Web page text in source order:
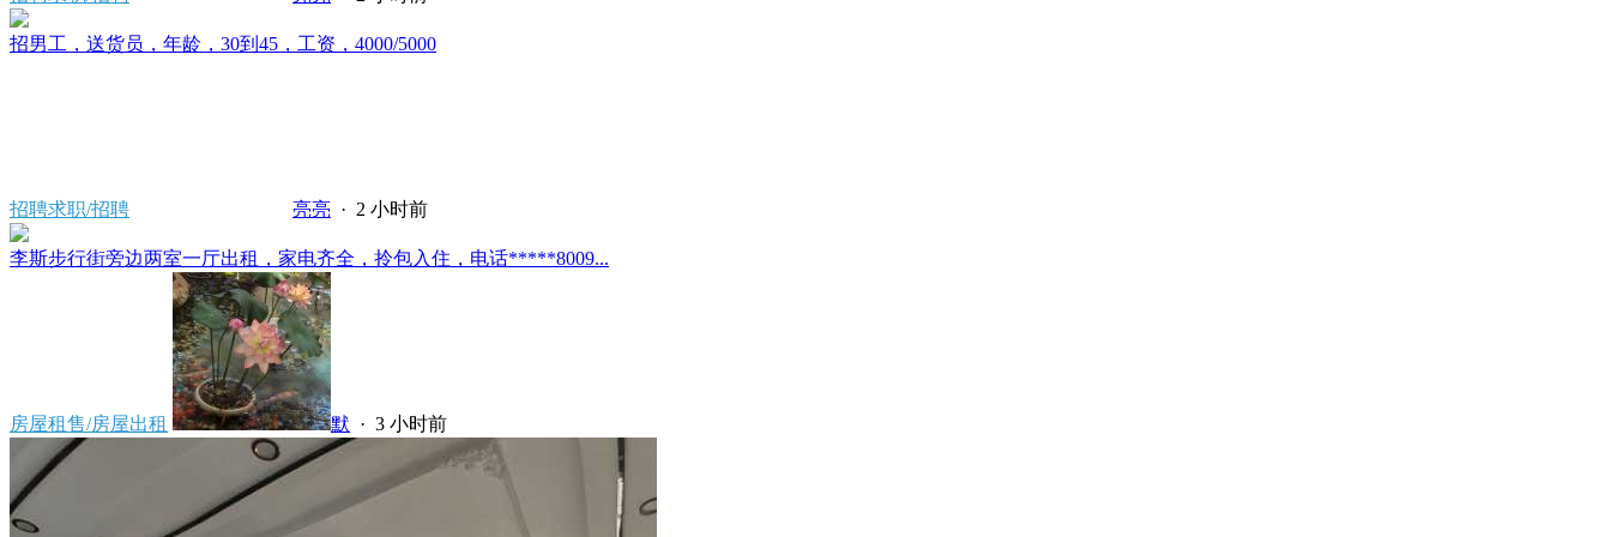
招男工，送货员，年龄，30到45，工资，4000/5000
招聘求职/招聘 亮亮 · 2 小时前
李斯步行街旁边两室一厅出租，家电齐全，拎包入住，电话*****8009...
房屋租售/房屋出租 默 · 3 小时前